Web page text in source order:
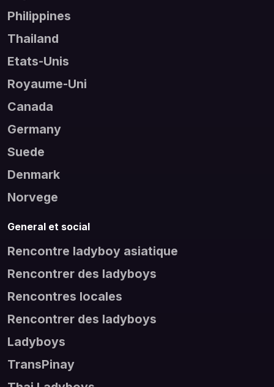
Philippines
Thailand
Etats-Unis
Royaume-Uni
Canada
Germany
Suede
Denmark
Norvege
General et social
Rencontre ladyboy asiatique
Rencontrer des ladyboys
Rencontres locales
Rencontrer des ladyboys
Ladyboys
TransPinay